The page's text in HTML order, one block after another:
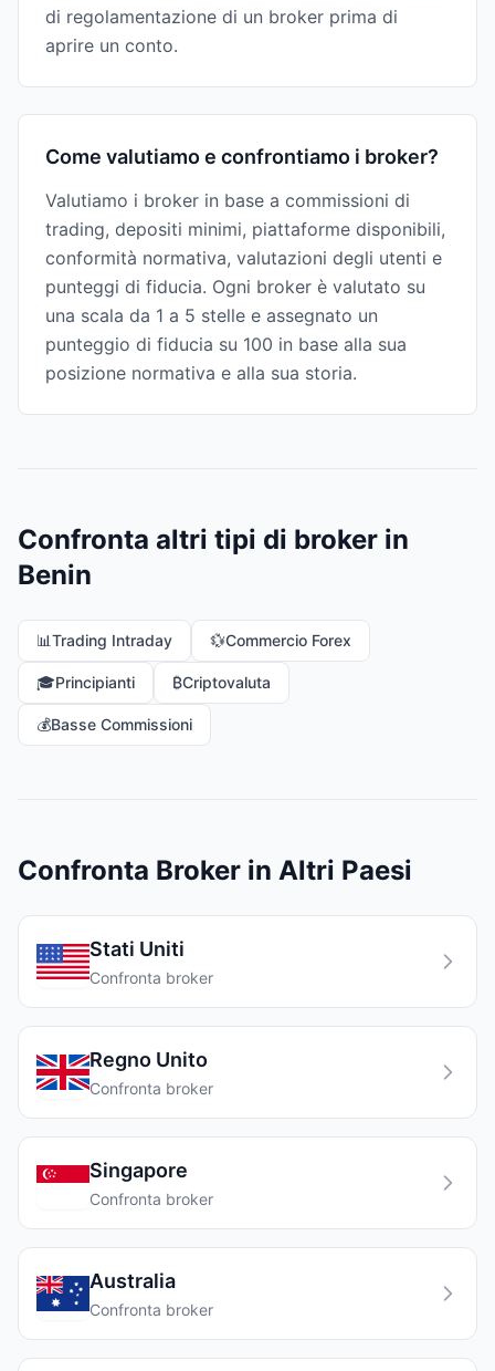
di regolamentazione di un broker prima di
aprire un conto.
Come valutiamo e confrontiamo i broker?
Valutiamo i broker in base a commissioni di
trading, depositi minimi, piattaforme disponibili,
conformità normativa, valutazioni degli utenti e
punteggi di fiducia. Ogni broker è valutato su
una scala da 1 a 5 stelle e assegnato un
punteggio di fiducia su 100 in base alla sua
posizione normativa e alla sua storia.
Confronta altri tipi di broker in
Benin
📊Trading Intraday 💱Commercio Forex
🎓Principianti ₿Criptovaluta
💰Basse Commissioni
Confronta Broker in Altri Paesi
Stati Uniti
Confronta broker
Regno Unito
Confronta broker
Singapore
Confronta broker
Australia
Confronta broker